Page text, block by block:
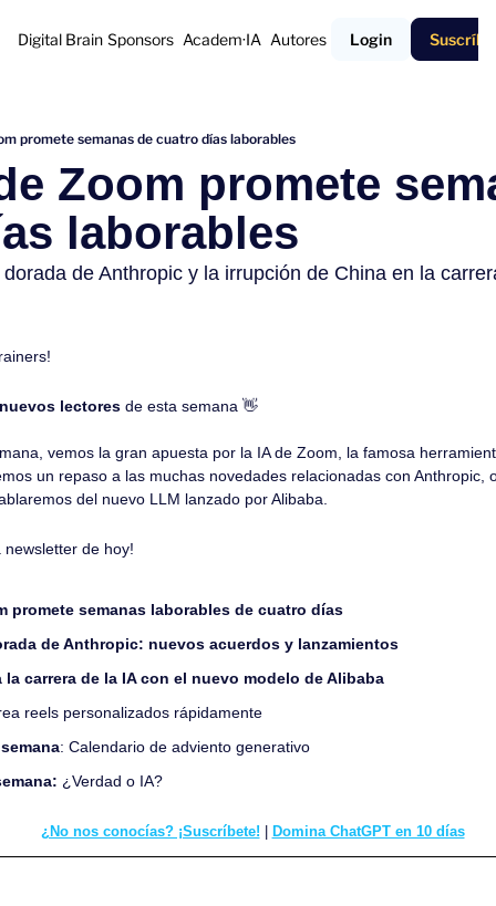
Digital Brain Sponsors Academ·IA Autores Login
promete semanas de cuatro días laborables
Zoom promete
laborables
de Anthropic y la irrupción de China en la
lectores de esta semana 👋
vemos la gran apuesta por la IA de Zoom, la famosa
un repaso a las muchas novedades relacionadas con Anthropic,
del nuevo LLM lanzado por Alibaba.
newsletter de hoy!
promete semanas laborables de cuatro días
de Anthropic: nuevos acuerdos y lanzamientos
la carrera de la IA con el nuevo modelo de Alibaba
reels personalizados rápidamente
: Calendario de adviento generativo
¿Verdad o IA?
¿No nos conocías? ¡Suscríbete! Domina ChatGPT en 10 días